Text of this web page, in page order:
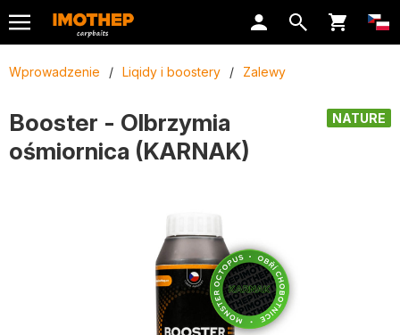
Wprowadzenie / Liqidy i boostery / Zalewy
NATURE
Booster - Olbrzymia
ośmiornica (KARNAK)